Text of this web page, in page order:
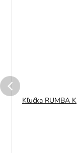
Kľučka RUMBA K